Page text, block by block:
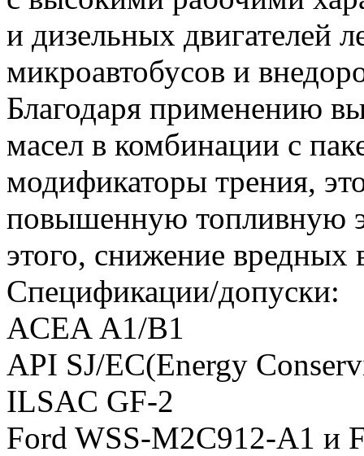
и дизельных двигателей
микроавтобусов и
Благодаря применению
масел в комбинации с
модификаторы трения,
повышенную топливную
этого, снижение вредных
Спецификации/допуски:
ACEA А1/B1
API SJ/EC(Energy
ILSAC GF-2
Ford WSS-M2C912-A1 и